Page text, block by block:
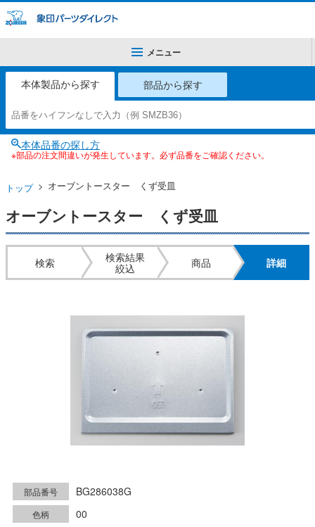
メニュー
本体製品から探す 部品から探す
本体品番の探し方
※部品の注文間違いが発生しています。必ず品番をご確認ください。
トップ オーブントースター くず受皿
オーブントースター くず受皿
検索
検索結果
絞込
商品 詳細
部品番号 BG286038G
色柄 00